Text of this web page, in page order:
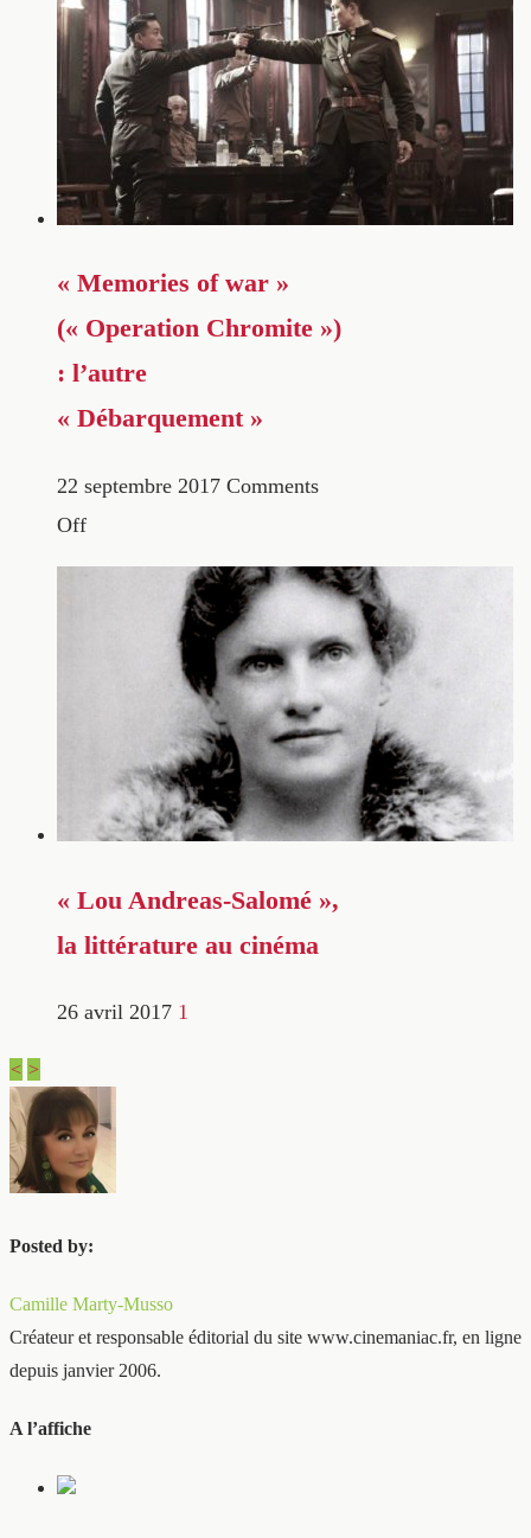
« Memories of war »
(« Operation Chromite »)
: l’autre
« Débarquement »
22 septembre 2017 Comments
Off
« Lou Andreas-Salomé »,
la littérature au cinéma
26 avril 2017 1
< >
Posted by:
Camille Marty-Musso
Créateur et responsable éditorial du site www.cinemaniac.fr, en ligne
depuis janvier 2006.
A l’affiche